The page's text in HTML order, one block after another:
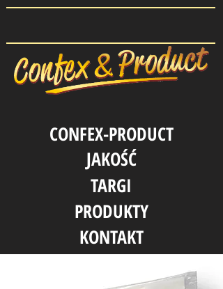
CONFEX-PRODUCT
JAKOŚĆ
TARGI
PRODUKTY
KONTAKT